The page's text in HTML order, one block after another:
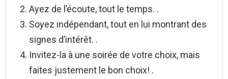
Ayez de l’écoute, tout le temps. .
Soyez indépendant, tout en lui montrant des
signes d’intérêt. .
Invitez-la à une soirée de votre choix, mais
faites justement le bon choix! .